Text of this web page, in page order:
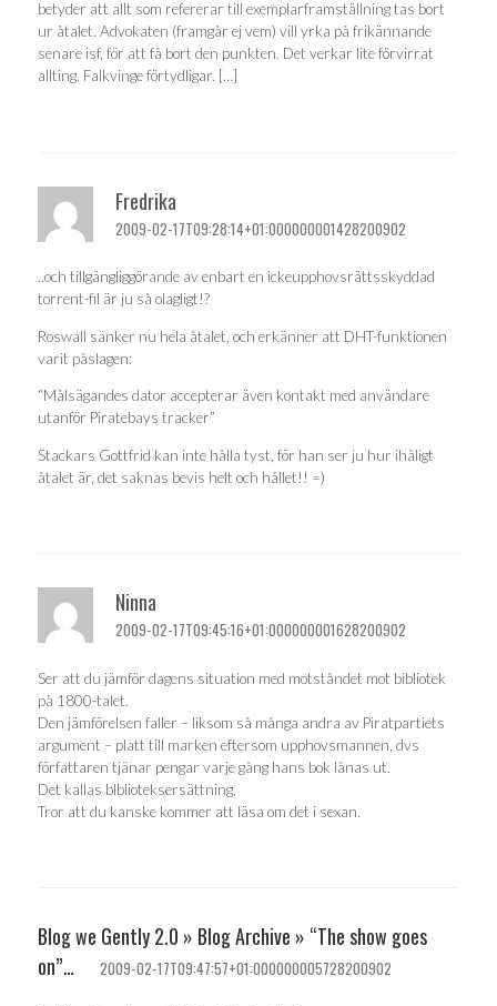
betyder att allt som refererar till exemplarframställning tas bort
ur åtalet. Advokaten (framgår ej vem) vill yrka på frikännande
senare isf, för att få bort den punkten. Det verkar lite förvirrat
allting. Falkvinge förtydligar. […]
Fredrika
2009-02-17T09:28:14+01:000000001428200902
..och tillgängliggörande av enbart en ickeupphovsrättsskyddad
torrent-fil är ju så olagligt!?
Roswall sänker nu hela åtalet, och erkänner att DHT-funktionen
varit påslagen:
“Målsägandes dator accepterar även kontakt med användare
utanför Piratebays tracker”
Stackars Gottfrid kan inte hålla tyst, för han ser ju hur ihåligt
åtalet är, det saknas bevis helt och hållet!! =)
Ninna
2009-02-17T09:45:16+01:000000001628200902
Ser att du jämför dagens situation med motståndet mot bibliotek
på 1800-talet.
Den jämförelsen faller – liksom så många andra av Piratpartiets
argument – platt till marken eftersom upphovsmannen, dvs
författaren tjänar pengar varje gång hans bok lånas ut.
Det kallas blblioteksersättning.
Tror att du kanske kommer att läsa om det i sexan.
Blog we Gently 2.0 » Blog Archive » “The show goes
on”…
2009-02-17T09:47:57+01:000000005728200902